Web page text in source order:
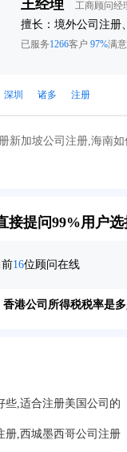
王经理 工商顾问经
擅长：境外公司注册
已服务1266客户 97%满
深圳 诸多 注册
新加坡公司注册,海南如
接提问99%用户选
前16位顾问在线
曼公司财报要审计吗？
香港公司所得税税率是多
注册塞舌尔公司条件有哪
注册英国公司需要多少费
些,适合注册美国公司的
册,西城墨西哥公司注册